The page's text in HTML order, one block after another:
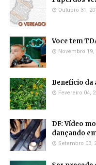
Outubro 31,
Voce tem
Novembro 19,
Benefício da
Fevereiro 04,
DF: Vídeo
dançando
Setembro 03,